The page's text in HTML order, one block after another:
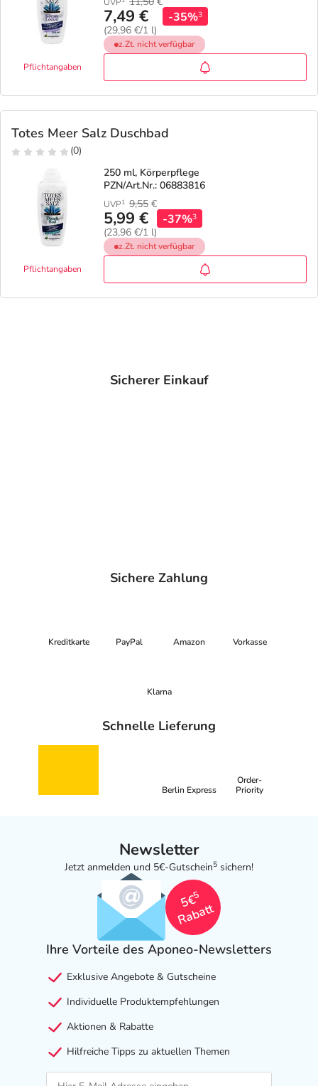
Pflichtangaben
7,49 €
(29,96 €/1 l)
-35%3
z.Zt. nicht verfügbar
Totes Meer Salz Duschbad
(0)
Pflichtangaben
250 ml, Körperpflege
PZN/Art.Nr.: 06883816
UVP1 9,55 €
5,99 €
(23,96 €/1 l)
-37%3
z.Zt. nicht verfügbar
Sicherer Einkauf
Sichere Zahlung
Kreditkarte PayPal Amazon Vorkasse
Klarna
Schnelle Lieferung
Berlin Express
Order-
Priority
Newsletter
Jetzt anmelden und 5€-Gutschein5 sichern!
5€
5
Rabatt
Ihre Vorteile des Aponeo-Newsletters
Exklusive Angebote & Gutscheine
Individuelle Produktempfehlungen
Aktionen & Rabatte
Hilfreiche Tipps zu aktuellen Themen